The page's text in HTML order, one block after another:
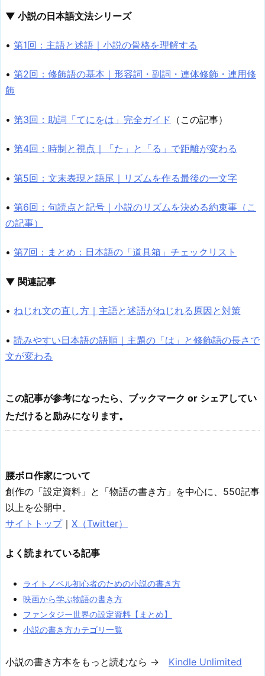
▼ 小説の日本語文法シリーズ
• 第1回：主語と述語｜小説の骨格を理解する
• 第2回：修飾語の基本｜形容詞・副詞・連体修飾・連用修
飾
• 第3回：助詞「てにをは」完全ガイド （この記事）
• 第4回：時制と視点｜「た」と「る」で距離が変わる
• 第5回：文末表現と語尾｜リズムを作る最後の一文字
• 第6回：句読点と記号｜小説のリズムを決める約束事（こ
の記事）
• 第7回：まとめ：日本語の「道具箱」チェックリスト
▼ 関連記事
• ねじれ文の直し方｜主語と述語がねじれる原因と対策
• 読みやすい日本語の語順｜主題の「は」と修飾語の長さで
文が変わる
この記事が参考になったら、ブックマーク or シェアしてい
ただけると励みになります。
腰ボロ作家について
創作の「設定資料」と「物語の書き方」を中心に、550記事
以上を公開中。
サイトトップ｜ X（Twitter）
よく読まれている記事
ライトノベル初心者のための小説の書き方
映画から学ぶ物語の書き方
ファンタジー世界の設定資料【まとめ】
小説の書き方カテゴリ一覧
小説の書き方本をもっと読むなら → Kindle Unlimited